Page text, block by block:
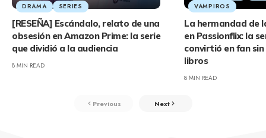
DRAMA SERIES
[RESEÑA] Escándalo, relato de una
obsesión en Amazon Prime: la serie
que dividió a la audiencia
8 MIN READ
VAMPIROS
La hermandad de
en Passionflix: la
convirtió en fan
libros
8 MIN READ
Previous Next